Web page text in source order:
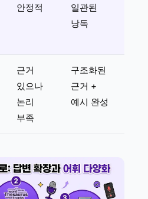
안정적
일관된
낭독
근거
있으나
논리
부족
구조화된
근거 +
예시 완성